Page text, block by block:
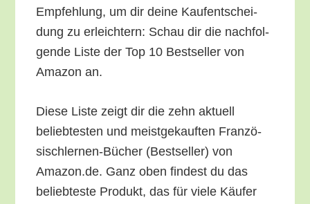
Emp­feh­lung, um dir dei­ne Kauf­ent­schei­
dung zu erleich­tern: Schau dir die nach­fol­
gen­de Lis­te der Top 10 Best­sel­ler von
Ama­zon an.
Die­se Lis­te zeigt dir die zehn aktu­ell
belieb­tes­ten und meist­ge­kauf­ten Fran­zö­
sisch­ler­nen-Bücher (Best­sel­ler) von
Amazon.de. Ganz oben fin­dest du das
belieb­tes­te Pro­dukt, das für vie­le Käu­fer